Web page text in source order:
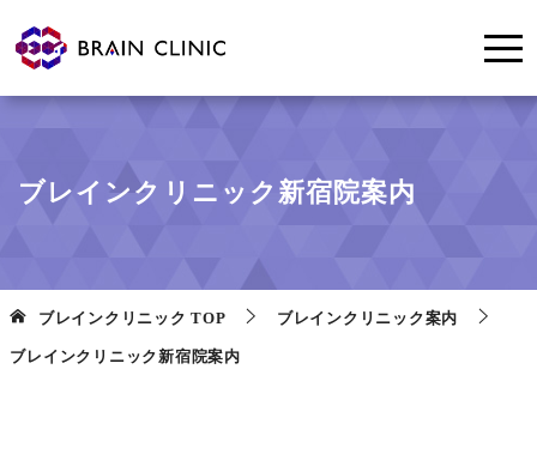
ブレインクリニック新宿院案内
ブレインクリニック TOP ブレインクリニック案内
ブレインクリニック新宿院案内